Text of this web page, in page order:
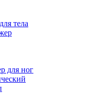
тела
для ног